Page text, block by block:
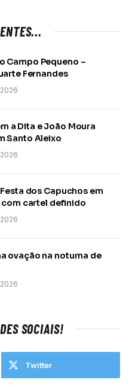
Campo Pequeno –
Fernandes
a Dita e João Moura
Santo Aleixo
dos Capuchos em
com cartel definido
ovação na noturna de
SOCIAIS!
Twitter